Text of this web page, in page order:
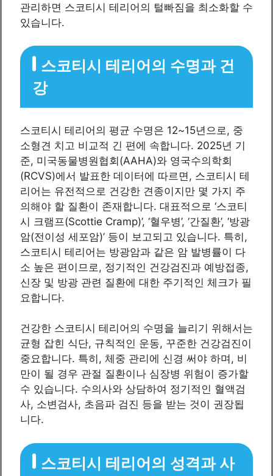
관리하면 스코티시 테리어의 털빠짐을 최소화할 수
있습니다.
스코티시 테리어의 수명과 건
강
스코티시 테리어의 평균 수명은 12~15년으로, 중
소형견 치고 비교적 긴 편에 속합니다. 2025년 기
준, 미국동물병원협회(AAHA)와 영국수의학회
(RCVS)에서 발표한 데이터에 따르면, 스코티시 테
리어는 유전적으로 건강한 견종이지만 몇 가지 주
의해야 할 질환이 존재합니다. 대표적으로 ‘스코티
시 크램프(Scottie Cramp)’, ‘혈우병’, ‘간질환’, ‘방광
암(전이성 세포암)’ 등이 보고되고 있습니다. 특히,
스코티시 테리어는 방광암과 같은 암 발병률이 다
소 높은 편이므로, 정기적인 건강검진과 예방접종,
신장 및 방광 관련 질환에 대한 주기적인 체크가 필
요합니다.
건강한 스코티시 테리어의 수명을 늘리기 위해서는
균형 잡힌 식단, 규칙적인 운동, 꾸준한 건강검진이
중요합니다. 특히, 체중 관리에 신경 써야 하며, 비
만이 될 경우 관절 질환이나 심장병 위험이 증가할
수 있습니다. 수의사와 상담하여 정기적인 혈액검
사, 소변검사, 초음파 검진 등을 받는 것이 권장됩
니다.
스코티시 테리어의 성격과 사